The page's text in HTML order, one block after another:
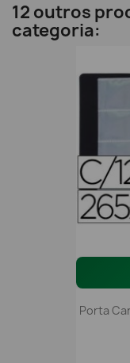
12 outros
categoria:
Porta